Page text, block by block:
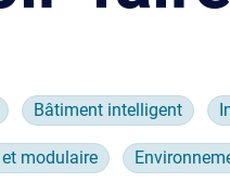
Bâtiment intelligent
modulaire